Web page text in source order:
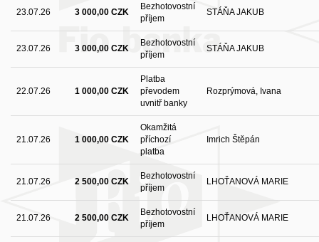
23.07.26 3 000,00 CZK
Bezhotovostní
příjem
STÁŇA JAKUB
23.07.26 3 000,00 CZK
Bezhotovostní
příjem
STÁŇA JAKUB
22.07.26 1 000,00 CZK
Platba
převodem
uvnitř banky
Rozprýmová, Ivana
21.07.26 1 000,00 CZK
Okamžitá
příchozí
platba
Imrich Štěpán
21.07.26 2 500,00 CZK
Bezhotovostní
příjem
LHOŤANOVÁ MARIE
21.07.26 2 500,00 CZK
Bezhotovostní
příjem
LHOŤANOVÁ MARIE